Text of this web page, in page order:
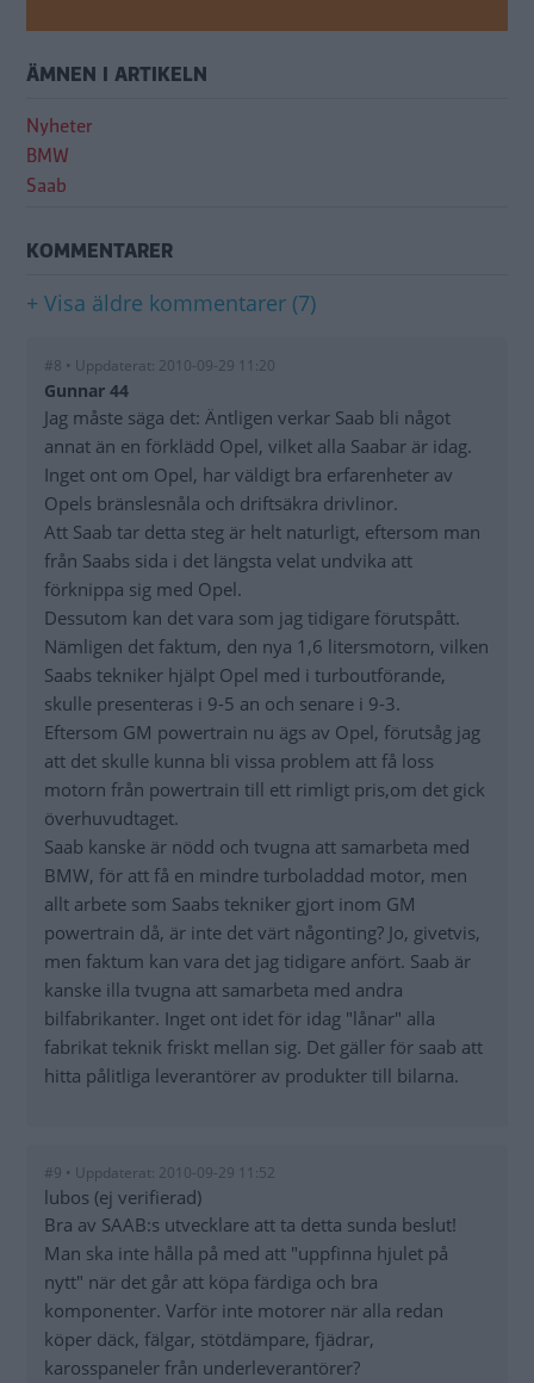
ÄMNEN I ARTIKELN
Nyheter
BMW
Saab
KOMMENTARER
+ Visa äldre kommentarer (7)
#8 • Uppdaterat: 2010-09-29 11:20
Gunnar 44
Jag måste säga det: Äntligen verkar Saab bli något
annat än en förklädd Opel, vilket alla Saabar är idag.
Inget ont om Opel, har väldigt bra erfarenheter av
Opels bränslesnåla och driftsäkra drivlinor.
Att Saab tar detta steg är helt naturligt, eftersom man
från Saabs sida i det längsta velat undvika att
förknippa sig med Opel.
Dessutom kan det vara som jag tidigare förutspått.
Nämligen det faktum, den nya 1,6 litersmotorn, vilken
Saabs tekniker hjälpt Opel med i turboutförande,
skulle presenteras i 9-5 an och senare i 9-3.
Eftersom GM powertrain nu ägs av Opel, förutsåg jag
att det skulle kunna bli vissa problem att få loss
motorn från powertrain till ett rimligt pris,om det gick
överhuvudtaget.
Saab kanske är nödd och tvugna att samarbeta med
BMW, för att få en mindre turboladdad motor, men
allt arbete som Saabs tekniker gjort inom GM
powertrain då, är inte det värt någonting? Jo, givetvis,
men faktum kan vara det jag tidigare anfört. Saab är
kanske illa tvugna att samarbeta med andra
bilfabrikanter. Inget ont idet för idag "lånar" alla
fabrikat teknik friskt mellan sig. Det gäller för saab att
hitta pålitliga leverantörer av produkter till bilarna.
#9 • Uppdaterat: 2010-09-29 11:52
lubos (ej verifierad)
Bra av SAAB:s utvecklare att ta detta sunda beslut!
Man ska inte hålla på med att "uppfinna hjulet på
nytt" när det går att köpa färdiga och bra
komponenter. Varför inte motorer när alla redan
köper däck, fälgar, stötdämpare, fjädrar,
karosspaneler från underleverantörer?